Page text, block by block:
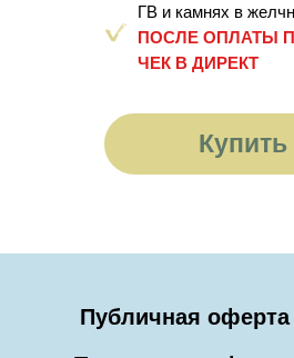
Купить
ГВ и камнях в
ПОСЛЕ ОПЛАТЫ
ЧЕК В ДИРЕКТ
Публичная оферта